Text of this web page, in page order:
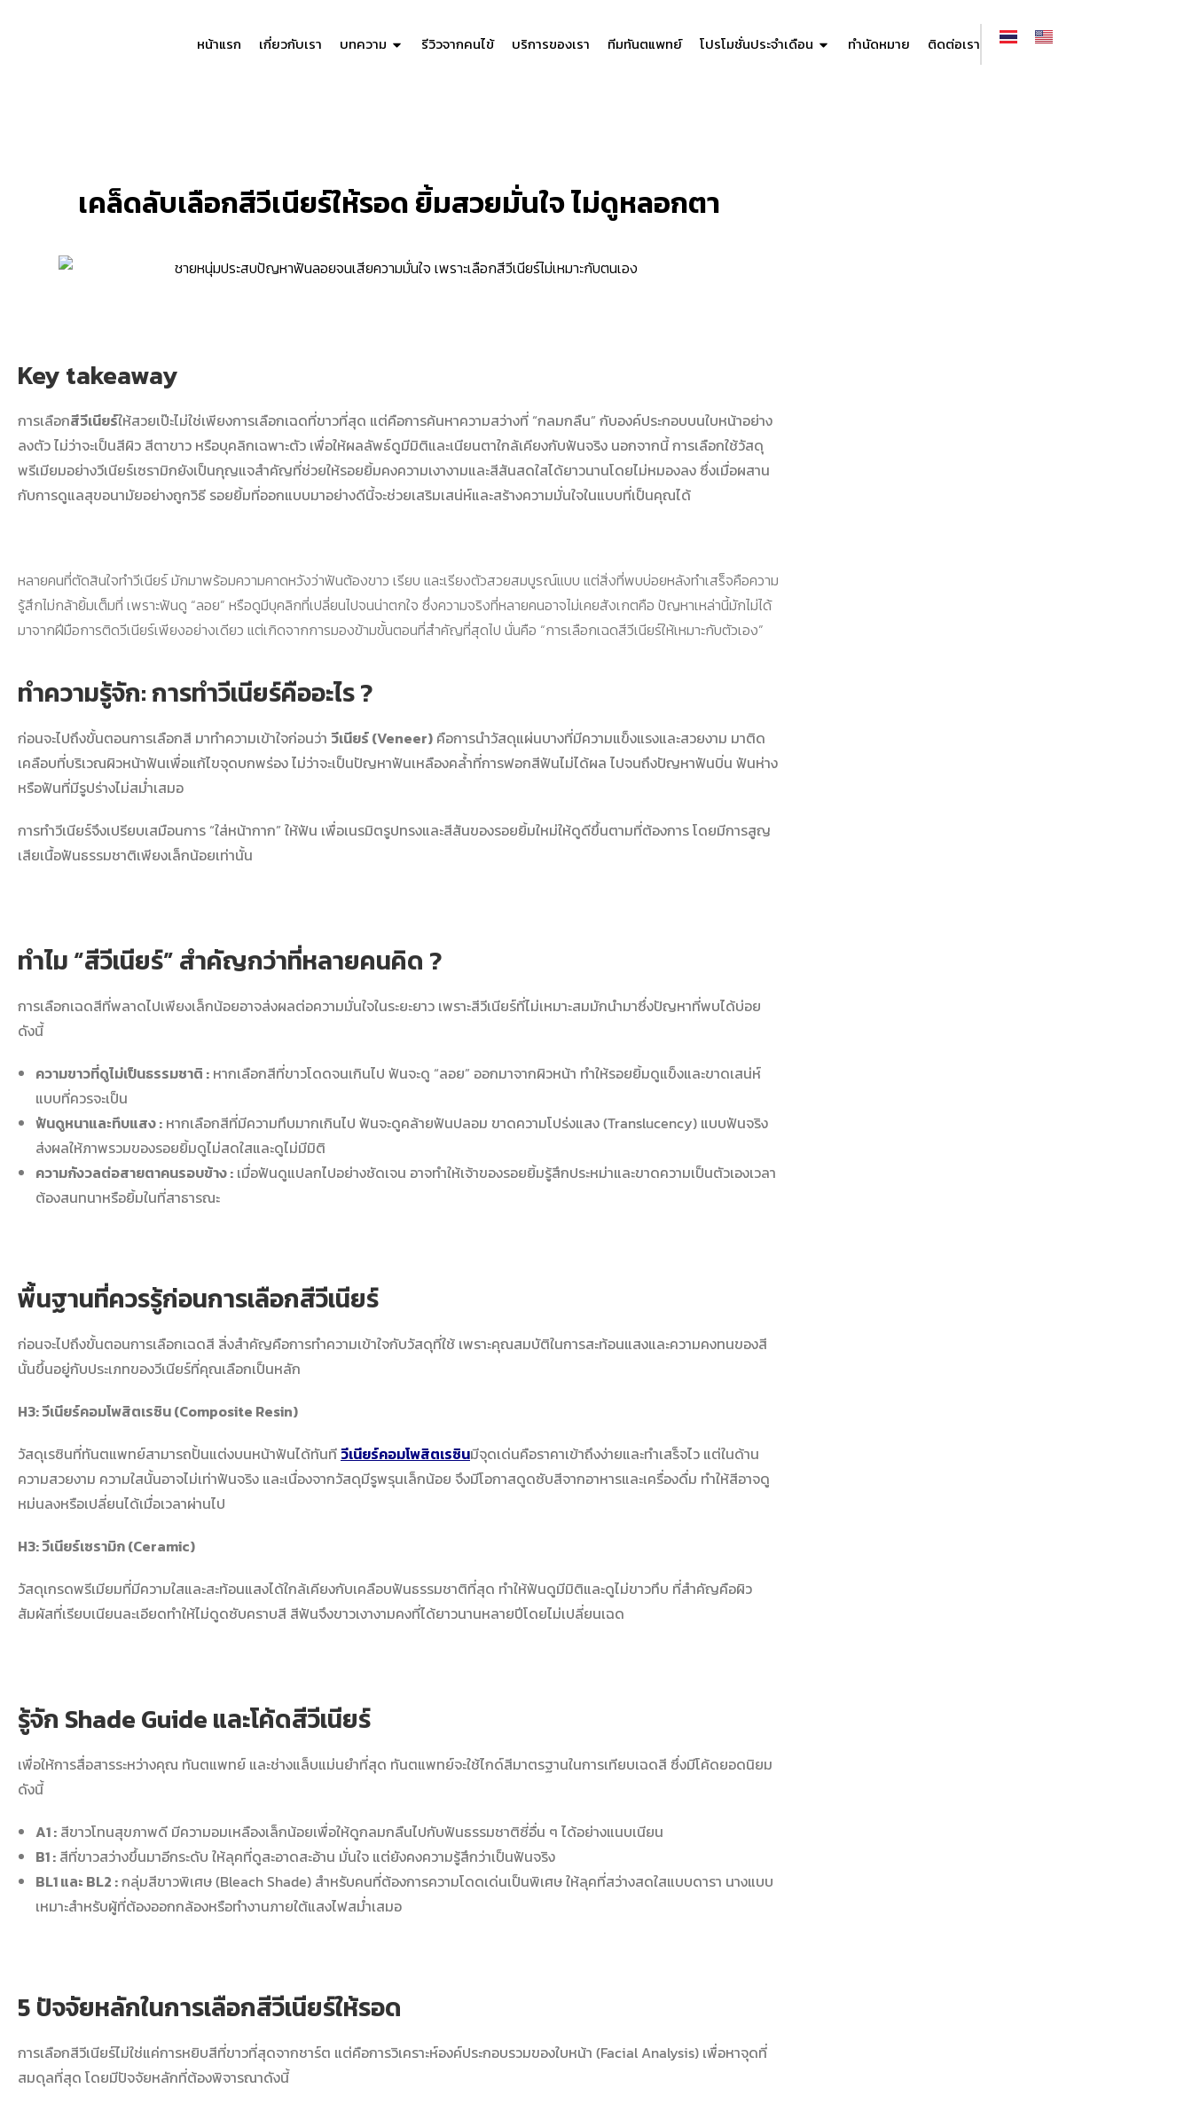
หน้าแรก เกี่ยวกับเรา บทความ รีวิวจากคนไข้ บริการของเรา ทีมทันตแพทย์ โปรโมชั่นประจำเดือน ทำนัดหมาย ติดต่อเรา
เคล็ดลับเลือกสีวีเนียร์ให้รอด ยิ้มสวยมั่นใจ ไม่ดูหลอกตา
Key takeaway
การเลือกสีวีเนียร์ให้สวยเป๊ะไม่ใช่เพียงการเลือกเฉดที่ขาวที่สุด แต่คือการค้นหาความสว่างที่ “กลมกลืน” กับองค์ประกอบบนใบหน้าอย่าง
ลงตัว ไม่ว่าจะเป็นสีผิว สีตาขาว หรือบุคลิกเฉพาะตัว เพื่อให้ผลลัพธ์ดูมีมิติและเนียนตาใกล้เคียงกับฟันจริง นอกจากนี้ การเลือกใช้วัสดุ
พรีเมียมอย่างวีเนียร์เซรามิกยังเป็นกุญแจสำคัญที่ช่วยให้รอยยิ้มคงความเงางามและสีสันสดใสได้ยาวนานโดยไม่หมองลง ซึ่งเมื่อผสาน
กับการดูแลสุขอนามัยอย่างถูกวิธี รอยยิ้มที่ออกแบบมาอย่างดีนี้จะช่วยเสริมเสน่ห์และสร้างความมั่นใจในแบบที่เป็นคุณได้
หลายคนที่ตัดสินใจทำวีเนียร์ มักมาพร้อมความคาดหวังว่าฟันต้องขาว เรียบ และเรียงตัวสวยสมบูรณ์แบบ แต่สิ่งที่พบบ่อยหลังทำเสร็จคือความ
รู้สึกไม่กล้ายิ้มเต็มที่ เพราะฟันดู “ลอย” หรือดูมีบุคลิกที่เปลี่ยนไปจนน่าตกใจ ซึ่งความจริงที่หลายคนอาจไม่เคยสังเกตคือ ปัญหาเหล่านี้มักไม่ได้
มาจากฝีมือการติดวีเนียร์เพียงอย่างเดียว แต่เกิดจากการมองข้ามขั้นตอนที่สำคัญที่สุดไป นั่นคือ “การเลือกเฉดสีวีเนียร์ให้เหมาะกับตัวเอง”
ทำความรู้จัก: การทำวีเนียร์คืออะไร ?
ก่อนจะไปถึงขั้นตอนการเลือกสี มาทำความเข้าใจก่อนว่า วีเนียร์ (Veneer) คือการนำวัสดุแผ่นบางที่มีความแข็งแรงและสวยงาม มาติด
เคลือบที่บริเวณผิวหน้าฟันเพื่อแก้ไขจุดบกพร่อง ไม่ว่าจะเป็นปัญหาฟันเหลืองคล้ำที่การฟอกสีฟันไม่ได้ผล ไปจนถึงปัญหาฟันบิ่น ฟันห่าง
หรือฟันที่มีรูปร่างไม่สม่ำเสมอ
การทำวีเนียร์จึงเปรียบเสมือนการ “ใส่หน้ากาก” ให้ฟัน เพื่อเนรมิตรูปทรงและสีสันของรอยยิ้มใหม่ให้ดูดีขึ้นตามที่ต้องการ โดยมีการสูญ
เสียเนื้อฟันธรรมชาติเพียงเล็กน้อยเท่านั้น
ทำไม “สีวีเนียร์” สำคัญกว่าที่หลายคนคิด ?
การเลือกเฉดสีที่พลาดไปเพียงเล็กน้อยอาจส่งผลต่อความมั่นใจในระยะยาว เพราะสีวีเนียร์ที่ไม่เหมาะสมมักนำมาซึ่งปัญหาที่พบได้บ่อย
ดังนี้
ความขาวที่ดูไม่เป็นธรรมชาติ : หากเลือกสีที่ขาวโดดจนเกินไป ฟันจะดู “ลอย” ออกมาจากผิวหน้า ทำให้รอยยิ้มดูแข็งและขาดเสน่ห์
แบบที่ควรจะเป็น
ฟันดูหนาและทึบแสง : หากเลือกสีที่มีความทึบมากเกินไป ฟันจะดูคล้ายฟันปลอม ขาดความโปร่งแสง (Translucency) แบบฟันจริง
ส่งผลให้ภาพรวมของรอยยิ้มดูไม่สดใสและดูไม่มีมิติ
ความกังวลต่อสายตาคนรอบข้าง : เมื่อฟันดูแปลกไปอย่างชัดเจน อาจทำให้เจ้าของรอยยิ้มรู้สึกประหม่าและขาดความเป็นตัวเองเวลา
ต้องสนทนาหรือยิ้มในที่สาธารณะ
พื้นฐานที่ควรรู้ก่อนการเลือกสีวีเนียร์
ก่อนจะไปถึงขั้นตอนการเลือกเฉดสี สิ่งสำคัญคือการทำความเข้าใจกับวัสดุที่ใช้ เพราะคุณสมบัติในการสะท้อนแสงและความคงทนของสี
นั้นขึ้นอยู่กับประเภทของวีเนียร์ที่คุณเลือกเป็นหลัก
H3: วีเนียร์คอมโพสิตเรซิน (Composite Resin)
วัสดุเรซินที่ทันตแพทย์สามารถปั้นแต่งบนหน้าฟันได้ทันทีวีเนียร์คอมโพสิตเรซินมีจุดเด่นคือราคาเข้าถึงง่ายและทำเสร็จไว แต่ในด้าน
ความสวยงาม ความใสนั้นอาจไม่เท่าฟันจริง และเนื่องจากวัสดุมีรูพรุนเล็กน้อย จึงมีโอกาสดูดซับสีจากอาหารและเครื่องดื่ม ทำให้สีอาจดู
หม่นลงหรือเปลี่ยนได้เมื่อเวลาผ่านไป
H3: วีเนียร์เซรามิก (Ceramic)
วัสดุเกรดพรีเมียมที่มีความใสและสะท้อนแสงได้ใกล้เคียงกับเคลือบฟันธรรมชาติที่สุด ทำให้ฟันดูมีมิติและดูไม่ขาวทึบ ที่สำคัญคือผิว
สัมผัสที่เรียบเนียนละเอียดทำให้ไม่ดูดซับคราบสี สีฟันจึงขาวเงางามคงที่ได้ยาวนานหลายปีโดยไม่เปลี่ยนเฉด
รู้จัก Shade Guide และโค้ดสีวีเนียร์
เพื่อให้การสื่อสารระหว่างคุณ ทันตแพทย์ และช่างแล็บแม่นยำที่สุด ทันตแพทย์จะใช้ไกด์สีมาตรฐานในการเทียบเฉดสี ซึ่งมีโค้ดยอดนิยม
ดังนี้
A1 : สีขาวโทนสุขภาพดี มีความอมเหลืองเล็กน้อยเพื่อให้ดูกลมกลืนไปกับฟันธรรมชาติซี่อื่น ๆ ได้อย่างแนบเนียน
B1 : สีที่ขาวสว่างขึ้นมาอีกระดับ ให้ลุคที่ดูสะอาดสะอ้าน มั่นใจ แต่ยังคงความรู้สึกว่าเป็นฟันจริง
BL1 และ BL2 :กลุ่มสีขาวพิเศษ (Bleach Shade) สำหรับคนที่ต้องการความโดดเด่นเป็นพิเศษ ให้ลุคที่สว่างสดใสแบบดารา นางแบบ
เหมาะสำหรับผู้ที่ต้องออกกล้องหรือทำงานภายใต้แสงไฟสม่ำเสมอ
5 ปัจจัยหลักในการเลือกสีวีเนียร์ให้รอด
การเลือกสีวีเนียร์ไม่ใช่แค่การหยิบสีที่ขาวที่สุดจากชาร์ต แต่คือการวิเคราะห์องค์ประกอบรวมของใบหน้า (Facial Analysis) เพื่อหาจุดที่
สมดุลที่สุด โดยมีปัจจัยหลักที่ต้องพิจารณาดังนี้